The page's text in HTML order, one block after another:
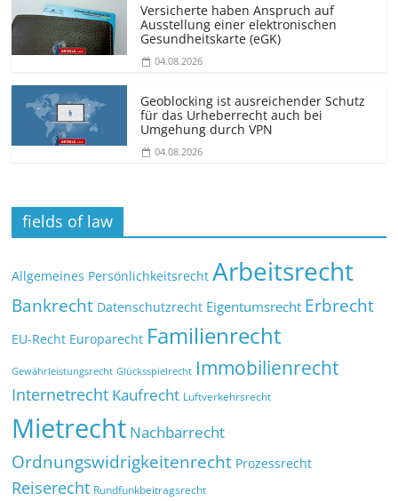
Versicherte haben Anspruch auf
Ausstellung einer elektronischen
Gesundheitskarte (eGK)
04.08.2026
Geoblocking ist ausreichender Schutz
für das Urheberrecht auch bei
Umgehung durch VPN
04.08.2026
fields of law
Allgemeines Persönlichkeitsrecht Arbeitsrecht
Bankrecht Datenschutzrecht Eigentumsrecht Erbrecht
EU-Recht Europarecht Familienrecht
Gewährleistungsrecht Glücksspielrecht Immobilienrecht
Internetrecht Kaufrecht Luftverkehrsrecht
Mietrecht Nachbarrecht
Ordnungswidrigkeitenrecht Prozessrecht
Reiserecht Rundfunkbeitragsrecht